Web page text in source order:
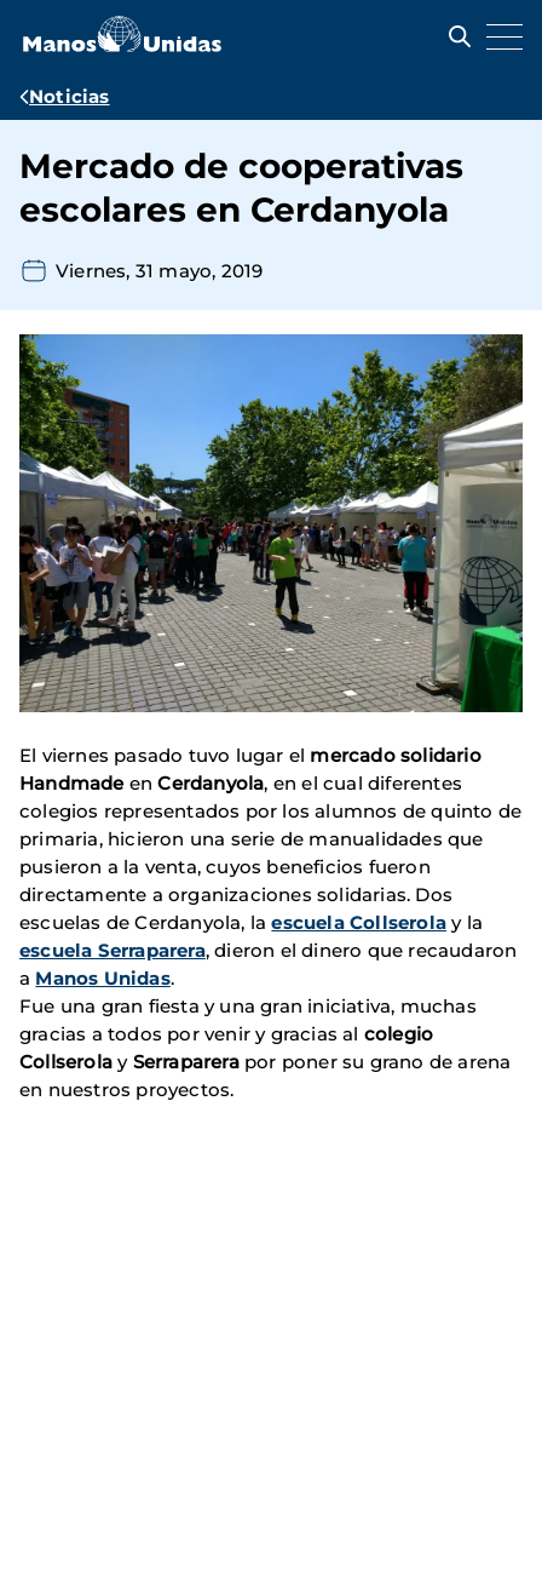
contenido
Ruta
navegación
Noticias
Mercado de cooperativas
escolares en Cerdanyola
Viernes, 31 mayo, 2019
El viernes pasado tuvo lugar el mercado solidario
Handmadeen Cerdanyola, en el cual diferentes
colegios representados por los alumnos de quinto de
primaria, hicieron una serie de manualidades que
pusieron a la venta, cuyos beneficios fueron
directamente a organizaciones solidarias. Dos
escuelas de Cerdanyola, laescuela Collserola y la
escuela Serraparera, dieron el dinero que recaudaron
a Manos Unidas.
Fue una gran fiesta y una gran iniciativa, muchas
gracias a todos por venir y gracias al colegio
Collserola y Serraparera por poner su grano de arena
en nuestros proyectos.